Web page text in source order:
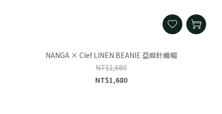
NANGA × Clef LINEN BEANIE 亞麻針織帽
NT$1,680
NT$1,680